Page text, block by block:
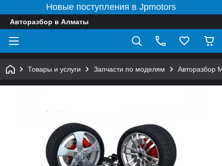
Новые поступления в Jpmotors
Авторазбор в Алматы
Товары и услуги Запчасти по моделям Авторазбор